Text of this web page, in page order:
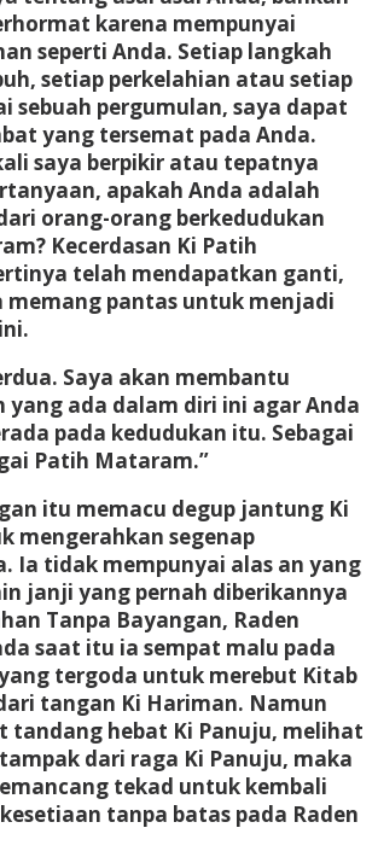
karena mempunyai
seperti Anda. Setiap langkah
setiap perkelahian atau setiap
sebuah pergumulan, saya dapat
yang tersemat pada Anda.
saya berpikir atau tepatnya
apakah Anda adalah
orang-orang berkedudukan
Kecerdasan Ki Patih
telah mendapatkan ganti,
memang pantas untuk menjadi
Saya akan membantu
yang ada dalam diri ini agar Anda
pada kedudukan itu. Sebagai
Patih Mataram.”
itu memacu degup jantung Ki
mengerahkan segenap
Ia tidak mempunyai alas an yang
janji yang pernah diberikannya
Tanpa Bayangan, Raden
saat itu ia sempat malu pada
tergoda untuk merebut Kitab
tangan Ki Hariman. Namun
tandang hebat Ki Panuju, melihat
dari raga Ki Panuju, maka
tekad untuk kembali
tanpa batas pada Raden